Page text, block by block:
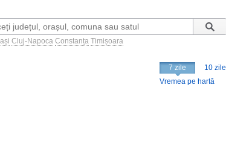
Iași Cluj-Napoca Constanța Timișoara
7 zile
10 zile
Vremea pe hartă